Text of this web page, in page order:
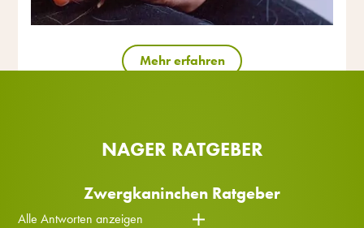
Mehr erfahren
NAGER RATGEBER
Zwergkaninchen Ratgeber
Alle Antworten anzeigen